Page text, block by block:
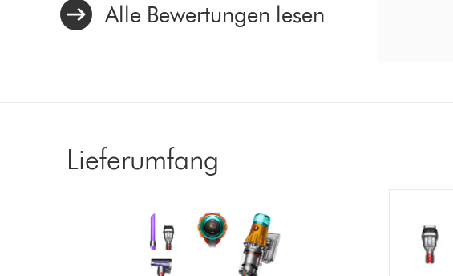
Alle Bewertungen lesen
Lieferumfang